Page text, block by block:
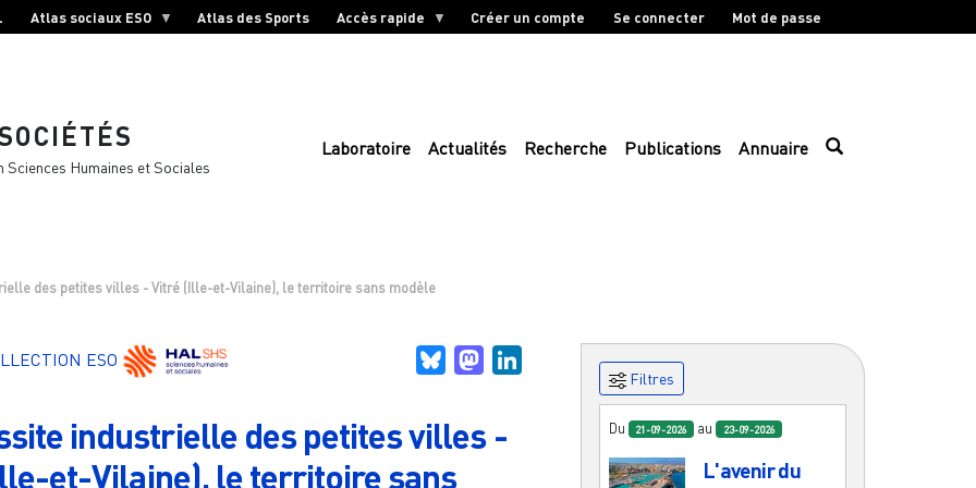
Atlas sociaux ESO Atlas des Sports Accès rapide Créer un compte Se connecter Mot de passe
Humaines et Sociales
Laboratoire Actualités Recherche Publications Annuaire
des petites villes - Vitré (Ille-et-Vilaine), le territoire sans modèle
ESO BlueskyMastodon
industrielle des petites villes -
et-Vilaine), le territoire sans
Filtres
Du 21-09-2026 au 23-09-2026
L'avenir du